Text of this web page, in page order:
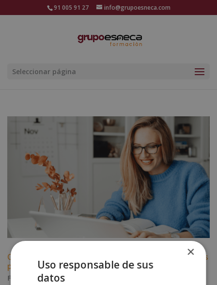
91 005 91 27 info@grupoesneca.com
Seleccionar página
Qué estudiar para trabajar de lunes a viernes: opciones
profesionales con estabilidad
Feb 13, 2026|Noticias
×
Uso responsable de sus
datos